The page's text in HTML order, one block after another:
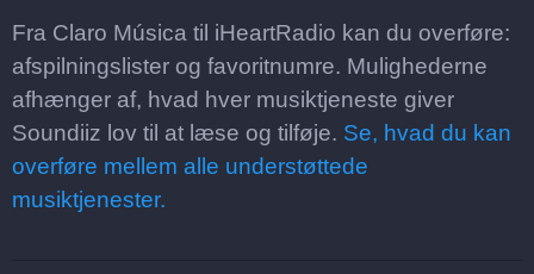
Fra Claro Música til iHeartRadio kan du overføre:
afspilningslister og favoritnumre. Mulighederne
afhænger af, hvad hver musiktjeneste giver
Soundiiz lov til at læse og tilføje. Se, hvad du kan
overføre mellem alle understøttede
musiktjenester.